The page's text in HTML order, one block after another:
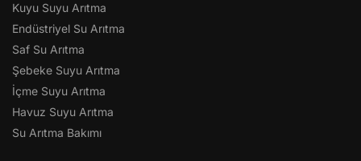
Kuyu Suyu Arıtma
Endüstriyel Su Arıtma
Saf Su Arıtma
Şebeke Suyu Arıtma
İçme Suyu Arıtma
Havuz Suyu Arıtma
Su Arıtma Bakımı